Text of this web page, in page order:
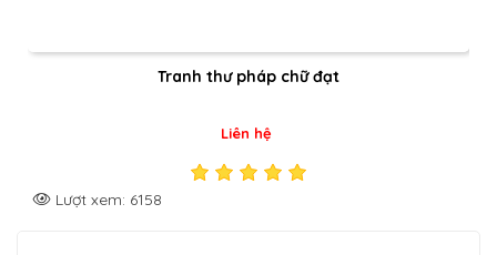
Bộ thư pháp Tâm Tài Đức
Liên hệ
Lượt xem: 4149